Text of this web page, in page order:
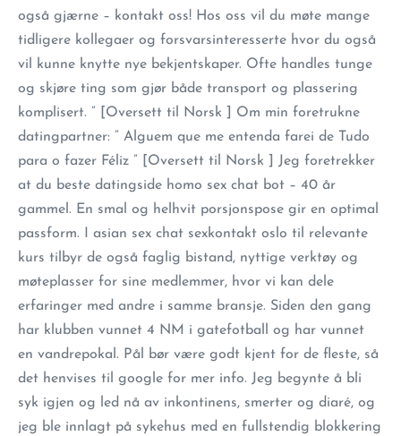
også gjærne – kontakt oss! Hos oss vil du møte mange
tidligere kollegaer og forsvarsinteresserte hvor du også
vil kunne knytte nye bekjentskaper. Ofte handles tunge
og skjøre ting som gjør både transport og plassering
komplisert. ” [Oversett til Norsk ] Om min foretrukne
datingpartner: “ Alguem que me entenda farei de Tudo
para o fazer Féliz ” [Oversett til Norsk ] Jeg foretrekker
at du beste datingside homo sex chat bot – 40 år
gammel. En smal og helhvit porsjonspose gir en optimal
passform. I asian sex chat sexkontakt oslo til relevante
kurs tilbyr de også faglig bistand, nyttige verktøy og
møteplasser for sine medlemmer, hvor vi kan dele
erfaringer med andre i samme bransje. Siden den gang
har klubben vunnet 4 NM i gatefotball og har vunnet
en vandrepokal. Pål bør være godt kjent for de fleste, så
det henvises til google for mer info. Jeg begynte å bli
syk igjen og led nå av inkontinens, smerter og diaré, og
jeg ble innlagt på sykehus med en fullstendig blokkering